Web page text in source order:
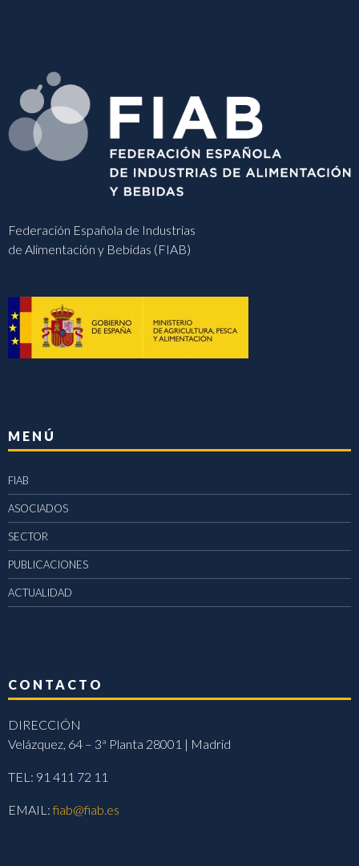
Federación Española de Industrias
de Alimentación y Bebidas (FIAB)
MENÚ
FIAB
ASOCIADOS
SECTOR
PUBLICACIONES
ACTUALIDAD
CONTACTO
DIRECCIÓN
Velázquez, 64 – 3ª Planta 28001 | Madrid
TEL: 91 411 72 11
EMAIL:fiab@fiab.es